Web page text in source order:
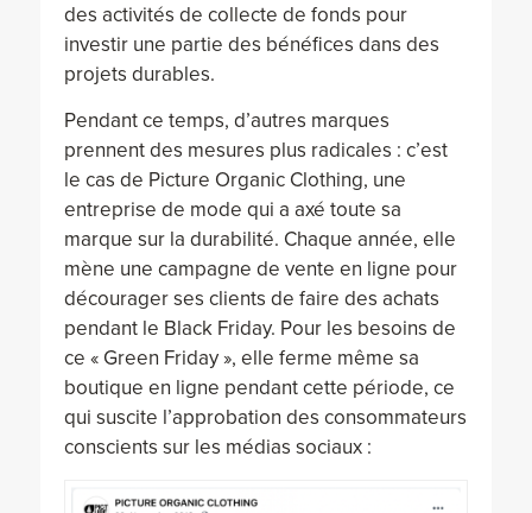
des activités de collecte de fonds pour
investir une partie des bénéfices dans des
projets durables.
Pendant ce temps, d’autres marques
prennent des mesures plus radicales : c’est
le cas de Picture Organic Clothing, une
entreprise de mode qui a axé toute sa
marque sur la durabilité. Chaque année, elle
mène une campagne de vente en ligne pour
décourager ses clients de faire des achats
pendant le Black Friday. Pour les besoins de
ce « Green Friday », elle ferme même sa
boutique en ligne pendant cette période, ce
qui suscite l’approbation des consommateurs
conscients sur les médias sociaux :